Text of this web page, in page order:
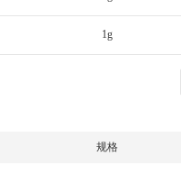
1g
规格